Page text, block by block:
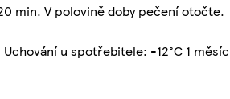
min. V polovině doby pečení otočte.
u spotřebitele: -12°C 1